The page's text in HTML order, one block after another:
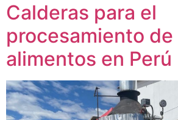
Calderas para el
procesamiento de
alimentos en Perú